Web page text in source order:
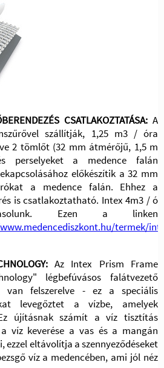
CSATLAKOZTATÁSA: A
szállítják, 1,25 m3 / óra
2 tömlőt (32 mm átmérőjű, 1,5 m
perselyeket a medence falán
előkészítik a 32 mm
a medence falán. Ehhez a
is csatlakoztatható. Intex 4m3 / ó
Ezen a linken
termek/
Az Intex Prism Frame
légbefúvásos falátvezető
van felszerelve - ez a speciális
levegőztet a vízbe, amelyek
újításnak számít a víz tisztítás
víz keverése a vas és a mangán
ezzel eltávolítja a szennyeződéseket
víz a medencében, ami jól néz